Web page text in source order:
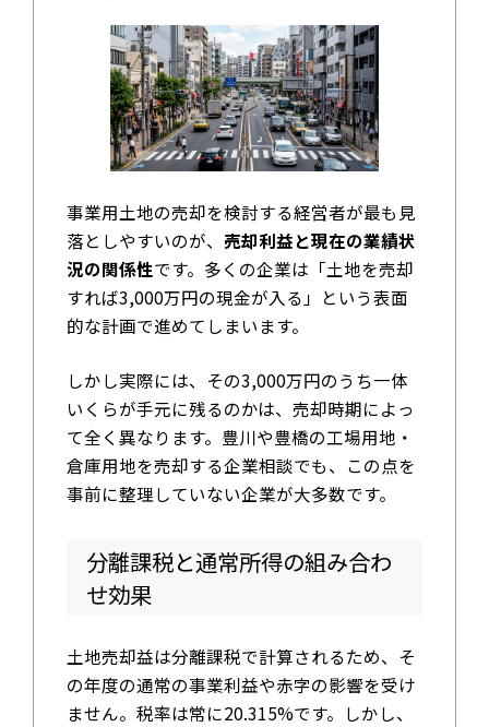
事業用土地の売却を検討する経営者が最も見
落としやすいのが、 売却利益と現在の業績状
況の関係性です。多くの企業は「土地を売却
すれば3,000万円の現金が入る」という表面
的な計画で進めてしまいます。
しかし実際には、その3,000万円のうち一体
いくらが手元に残るのかは、売却時期によっ
て全く異なります。豊川や豊橋の工場用地・
倉庫用地を売却する企業相談でも、この点を
事前に整理していない企業が大多数です。
分離課税と通常所得の組み合わ
せ効果
土地売却益は分離課税で計算されるため、そ
の年度の通常の事業利益や赤字の影響を受け
ません。税率は常に20.315%です。しかし、